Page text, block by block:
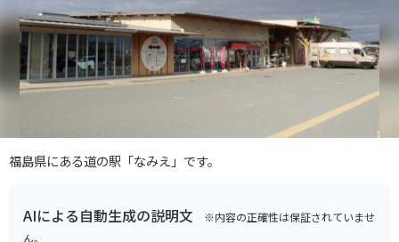
福島県にある道の駅「なみえ」です。
AIによる自動生成の説明文 ※内容の正確性は保証されていませ
ん。